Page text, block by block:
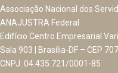
Associação Nacional dos
ANAJUSTRA Federal
Edifício Centro Empresarial
Sala 903 | Brasília-DF – CEP
CNPJ: 04.435.721/0001-85